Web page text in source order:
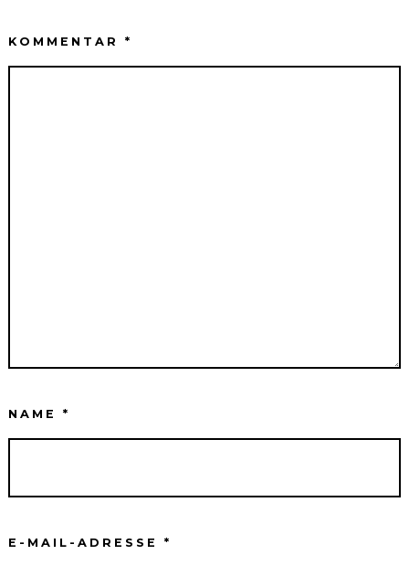
KOMMENTAR*
NAME*
E-MAIL-ADRESSE*